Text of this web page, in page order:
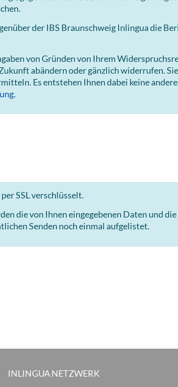
der IBS Braunschweig Inlingua die
von Gründen von Ihrem
abändern oder gänzlich widerrufen.
Es entstehen Ihnen dabei keine
.
SSL verschlüsselt.
die von Ihnen eingegebenen Daten und
Senden noch einmal aufgelistet.
INLINGUA NETZWERK